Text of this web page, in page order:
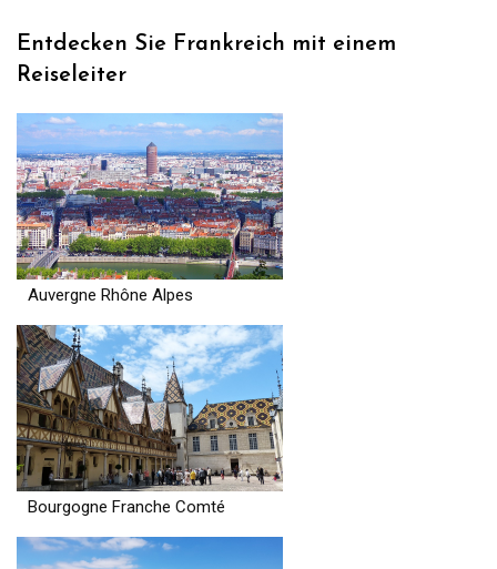
829.00€
Entdecken Sie Frankreich mit einem
Reiseleiter
Auvergne Rhône Alpes
Bourgogne Franche Comté